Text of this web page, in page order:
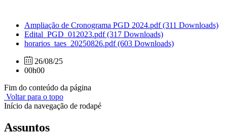
Ampliação de Cronograma PGD 2024.pdf(311 Downloads)
Edital_PGD_012023.pdf(317 Downloads)
horarios_taes_20250826.pdf(603 Downloads)
26/08/25
00h00
Fim do conteúdo da página
Voltar para o topo
Início da navegação de rodapé
Assuntos